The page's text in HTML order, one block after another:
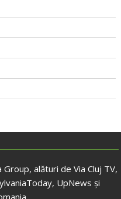
alături de Via Cluj TV,
UpNews și